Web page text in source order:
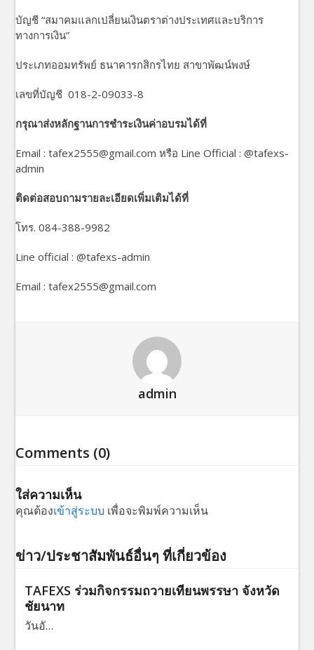
บัญชี “สมาคมแลกเปลี่ยนเงินตราต่างประเทศและบริการ
ทางการเงิน”
ประเภทออมทรัพย์ ธนาคารกสิกรไทย สาขาพัฒน์พงษ์
เลขที่บัญชี 018-2-09033-8
กรุณาส่งหลักฐานการชำระเงินค่าอบรมได้ที่
Email : tafex2555@gmail.com หรือ Line Official : @tafexs-
admin
ติดต่อสอบถามรายละเอียดเพิ่มเติมได้ที่
โทร. 084-388-9982
Line official : @tafexs-admin
Email : tafex2555@gmail.com
admin
Comments (0)
ใส่ความเห็น
คุณต้องเข้าสู่ระบบ เพื่อจะพิมพ์ความเห็น
ข่าว/ประชาสัมพันธ์อื่นๆ ที่เกี่ยวข้อง
TAFEXS ร่วมกิจกรรมถวายเทียนพรรษา จังหวัด
ชัยนาท
วันอั…